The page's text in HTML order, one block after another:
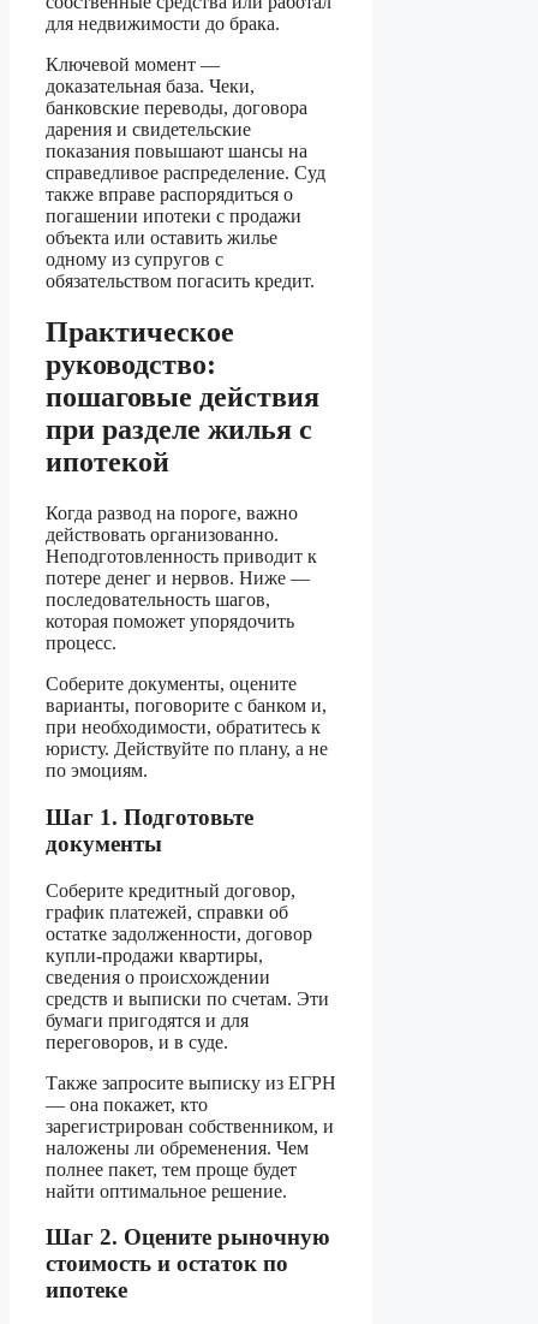
для недвижимости до брака.
Ключевой момент —
доказательная база. Чеки,
банковские переводы, договора
дарения и свидетельские
показания повышают шансы на
справедливое распределение. Суд
также вправе распорядиться о
погашении ипотеки с продажи
объекта или оставить жилье
одному из супругов с
обязательством погасить кредит.
Практическое
руководство:
пошаговые действия
при разделе жилья с
ипотекой
Когда развод на пороге, важно
действовать организованно.
Неподготовленность приводит к
потере денег и нервов. Ниже —
последовательность шагов,
которая поможет упорядочить
процесс.
Соберите документы, оцените
варианты, поговорите с банком и,
при необходимости, обратитесь к
юристу. Действуйте по плану, а не
по эмоциям.
Шаг 1. Подготовьте
документы
Соберите кредитный договор,
график платежей, справки об
остатке задолженности, договор
купли-продажи квартиры,
сведения о происхождении
средств и выписки по счетам. Эти
бумаги пригодятся и для
переговоров, и в суде.
Также запросите выписку из ЕГРН
— она покажет, кто
зарегистрирован собственником, и
наложены ли обременения. Чем
полнее пакет, тем проще будет
найти оптимальное решение.
Шаг 2. Оцените рыночную
стоимость и остаток по
ипотеке